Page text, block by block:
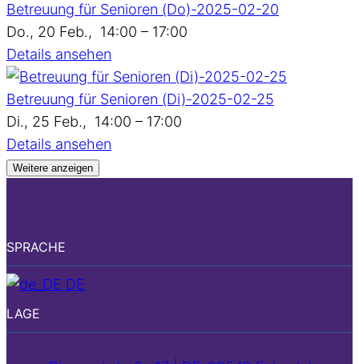
Betreuung für Senioren (Do)-2025-02-20
Do., 20 Feb., 14:00 – 17:00
Details ansehen
Betreuung für Senioren (Di)-2025-02-25
Di., 25 Feb., 14:00 – 17:00
Details ansehen
Weitere anzeigen
SPRACHE
DE
LAGE